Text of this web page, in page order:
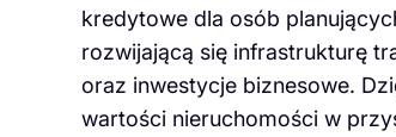
kredytowe dla osób
rozwijającą się infrastrukturę
oraz inwestycje biznesowe.
wartości nieruchomości w